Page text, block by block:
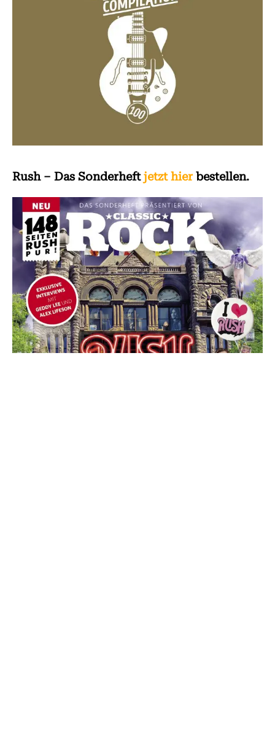
Rush – Das Sonderheftjetzt hierbestellen.